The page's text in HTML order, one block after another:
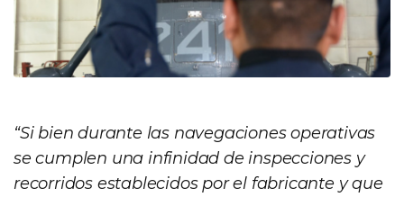
“Si bien durante las navegaciones operativas
se cumplen una infinidad de inspecciones y
recorridos establecidos por el fabricante y que